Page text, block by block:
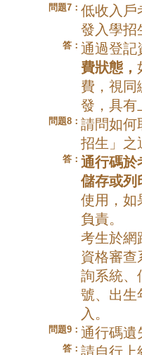
問題7： 低收入戶
發入學招
答： 通過登記
費狀態，
費，視同
發，具有
問題8： 請問如何
招生」之
答： 通行碼於
儲存或列
使用，如
負責。
考生於網
資格審查
詢系統、
號、出生
入。
問題9： 通行碼遺
答： 請自行上